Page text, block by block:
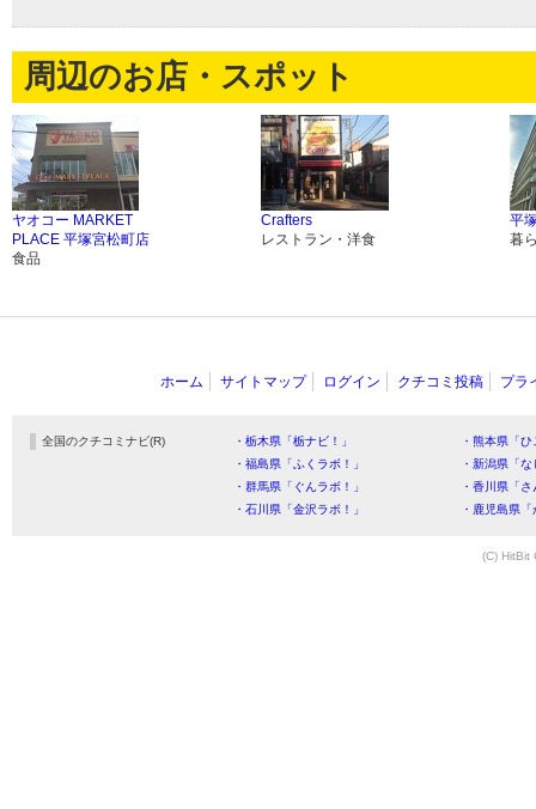
周辺のお店・スポット
ヤオコー MARKET
PLACE 平塚宮松町店
食品
Crafters
レストラン・洋食
平
暮
ホーム サイトマップ ログイン クチコミ投稿 プラ
全国のクチコミナビ(R) ・栃木県「栃ナビ！」
・熊本県「
・福島県「ふくラボ！」
・新潟県「
・群馬県「ぐんラボ！」
・香川県「
・石川県「金沢ラボ！」
・鹿児島県
(C) HitBit